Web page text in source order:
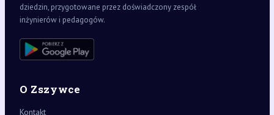
dziedzin, przygotowane przez doświadczony zespół
inżynierów i pedagogów.
O Zszywce
Kontakt